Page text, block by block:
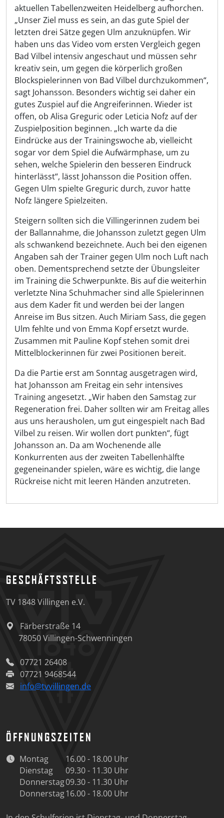
aktuellen Tabellenzweiten Heidelberg aufhorchen.
„Unser Ziel muss es sein, an das gute Spiel der
letzten drei Sätze gegen Ulm anzuknüpfen. Wir
haben uns das Video vom ersten Vergleich gegen
Bad Vilbel intensiv angeschaut und müssen sehr
kreativ sein, um gegen die körperlich großen
Blockspielerinnen von Bad Vilbel durchzukommen“,
sagt Johansson. Besonders wichtig sei daher ein
gutes Zuspiel auf die Angreiferinnen. Wieder ist
offen, ob Alisa Greguric oder Leticia Nofz auf der
Zuspielposition beginnen. „Ich warte da die
Eindrücke aus der Trainingswoche ab, vielleicht
sogar vor dem Spiel die Aufwärmphase, um zu
sehen, welche Spielerin den besseren Eindruck
hinterlässt“, lässt Johansson die Position offen.
Gegen Ulm spielte Greguric durch, zuvor hatte
Nofz längere Spielzeiten.
Steigern sollten sich die Villingerinnen zudem bei
der Ballannahme, die Johansson zuletzt gegen Ulm
als schwankend bezeichnete. Auch bei den eigenen
Angaben sah der Trainer gegen Ulm noch Luft nach
oben. Dementsprechend setzte der Übungsleiter
im Training die Schwerpunkte. Bis auf die weiterhin
verletzte Nina Schuhmacher sind alle Spielerinnen
aus dem Kader fit und werden bei der langen
Anreise im Bus sitzen. Auch Miriam Sass, die gegen
Ulm fehlte und von Emma Kopf ersetzt wurde.
Zusammen mit Pauline Kopf stehen somit drei
Mittelblockerinnen für zwei Positionen bereit.
Da die Partie erst am Sonntag ausgetragen wird,
hat Johansson am Freitag ein sehr intensives
Training angesetzt. „Wir haben den Samstag zur
Regeneration frei. Daher sollten wir am Freitag alles
aus uns herausholen, um gut eingespielt nach Bad
Vilbel zu reisen. Wir wollen dort punkten“, fügt
Johansson an. Da am Wochenende alle
Konkurrenten aus der zweiten Tabellenhälfte
gegeneinander spielen, wäre es wichtig, die lange
Rückreise nicht mit leeren Händen anzutreten.
GESCHÄFTSSTELLE
TV 1848 Villingen e.V.
Färberstraße 14
78050Villingen-Schwenningen
07721 26408
07721 9468544
info@tvvillingen.de
ÖFFNUNGSZEITEN
Montag
16.00 - 18.00 Uhr
Dienstag
09.30 - 11.30 Uhr
Donnerstag09.30 - 11.30 Uhr
Donnerstag16.00 - 18.00 Uhr